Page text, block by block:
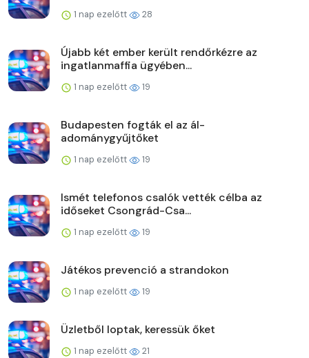
1 nap ezelőtt 28
Újabb két ember került rendőrkézre az
ingatlanmaffia ügyében...
1 nap ezelőtt 19
Budapesten fogták el az ál-
adománygyűjtőket
1 nap ezelőtt 19
Ismét telefonos csalók vették célba az
időseket Csongrád-Csa...
1 nap ezelőtt 19
Játékos prevenció a strandokon
1 nap ezelőtt 19
Üzletből loptak, keressük őket
1 nap ezelőtt 21